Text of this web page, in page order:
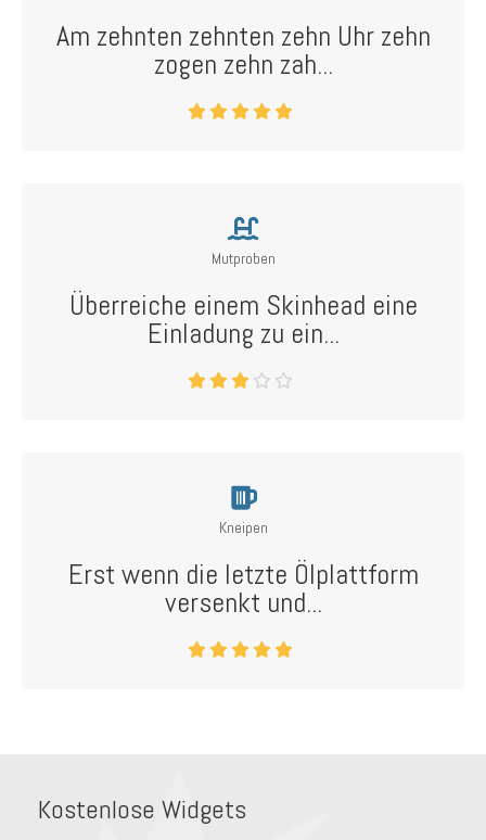
Am zehnten zehnten zehn Uhr zehn
zogen zehn zah...
Mutproben
Überreiche einem Skinhead eine
Einladung zu ein...
Kneipen
Erst wenn die letzte Ölplattform
versenkt und...
Kostenlose Widgets